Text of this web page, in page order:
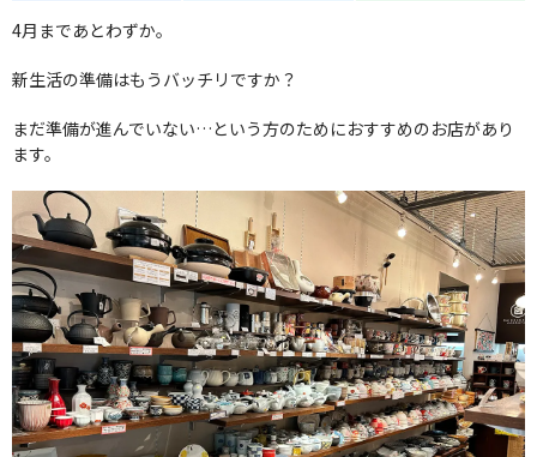
4月まであとわずか。
新生活の準備はもうバッチリですか？
まだ準備が進んでいない…という方のためにおすすめのお店があり
ます。